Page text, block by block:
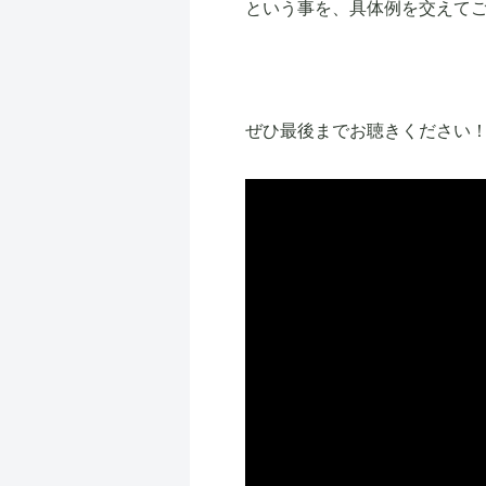
という事を、具体例を交えて
ぜひ最後までお聴きください！